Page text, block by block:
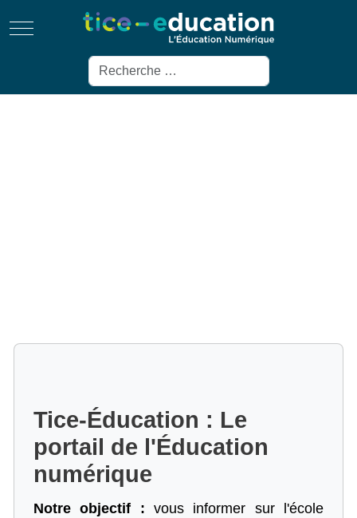
Mobile Menu Toggle
Rechercher
Tice-Éducation : Le
portail de l'Éducation
numérique
Notre objectif : vous informer sur l'école